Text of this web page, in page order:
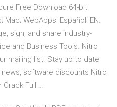
Free Download 64-bit
Mac; WebApps; Español; EN.
sign, and share industry-
and Business Tools. Nitro
mailing list. Stay up to date
software discounts Nitro
Crack Full …